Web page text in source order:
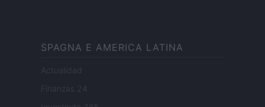
SPAGNA E AMERICA LATINA
Actualidad
Finanzas 24